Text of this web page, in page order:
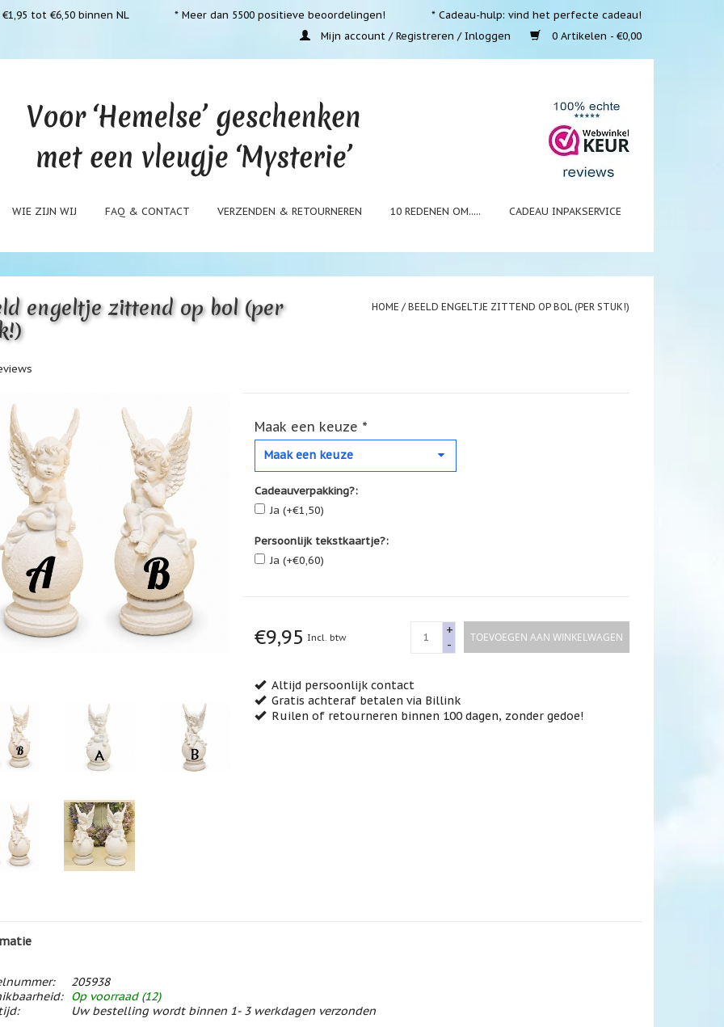
tot €6,50 binnen NL * Meer dan 5500 positieve beoordelingen!
* Cadeau-hulp: vind het perfecte cadeau!
Mijn account / Registreren / Inloggen
0 Artikelen - €0,00
WIE ZIJN WIJ FAQ & CONTACT VERZENDEN & RETOURNEREN 10 REDENEN OM..... CADEAU INPAKSERVICE
engeltje zittend op bol (per
HOME / BEELD ENGELTJE ZITTEND OP BOL (PER STUK!)
Maak een keuze *
Maak een keuze
Cadeauverpakking?:
Ja (+€1,50)
Persoonlijk tekstkaartje?:
Ja (+€0,60)
€9,95 Incl. btw
+
-
TOEVOEGEN AAN WINKELWAGEN
Altijd persoonlijk contact
Gratis achteraf betalen via Billink
Ruilen of retourneren binnen 100 dagen, zonder gedoe!
205938
Op voorraad (12)
Uw bestelling wordt binnen 1- 3 werkdagen verzonden